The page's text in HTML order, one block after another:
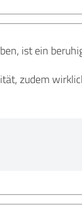
ist ein
zudem